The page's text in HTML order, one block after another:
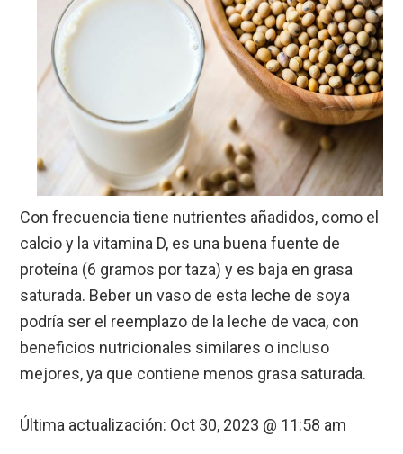
Con frecuencia tiene nutrientes añadidos, como el
calcio y la vitamina D, es una buena fuente de
proteína (6 gramos por taza) y es baja en grasa
saturada. Beber un vaso de esta leche de soya
podría ser el reemplazo de la leche de vaca, con
beneficios nutricionales similares o incluso
mejores, ya que contiene menos grasa saturada.
Última actualización: Oct 30, 2023 @ 11:58 am